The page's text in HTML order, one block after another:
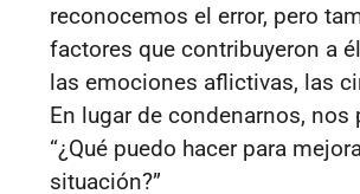
reconocemos el error, pero
factores que contribuyeron a
las emociones aflictivas, las
En lugar de condenarnos, nos
“¿Qué puedo hacer para
situación?”